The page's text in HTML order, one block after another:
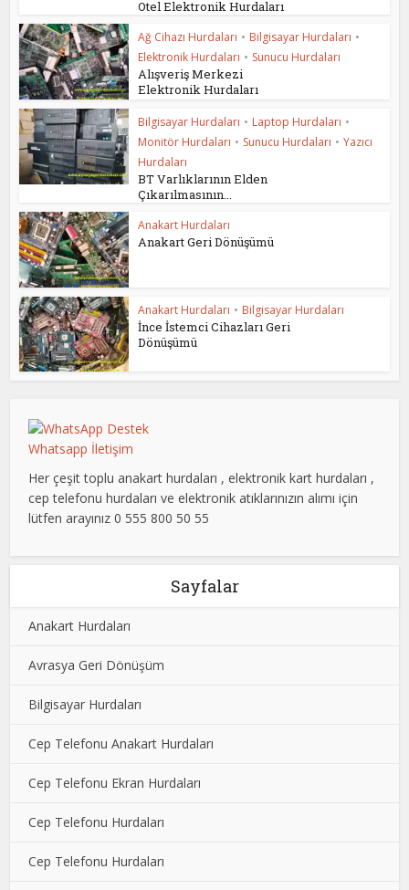
Otel Elektronik Hurdaları
Ağ Cihazı Hurdaları • Bilgisayar Hurdaları •
Elektronik Hurdaları • Sunucu Hurdaları
Alışveriş Merkezi
Elektronik Hurdaları
Bilgisayar Hurdaları • Laptop Hurdaları •
Monitör Hurdaları • Sunucu Hurdaları • Yazıcı
Hurdaları
BT Varlıklarının Elden
Çıkarılmasının...
Anakart Hurdaları
Anakart Geri Dönüşümü
Anakart Hurdaları • Bilgisayar Hurdaları
İnce İstemci Cihazları Geri
Dönüşümü
Whatsapp İletişim
Her çeşit toplu anakart hurdaları , elektronik kart hurdaları ,
cep telefonu hurdaları ve elektronik atıklarınızın alımı için
lütfen arayınız 0 555 800 50 55
Sayfalar
Anakart Hurdaları
Avrasya Geri Dönüşüm
Bilgisayar Hurdaları
Cep Telefonu Anakart Hurdaları
Cep Telefonu Ekran Hurdaları
Cep Telefonu Hurdaları
Cep Telefonu Hurdaları